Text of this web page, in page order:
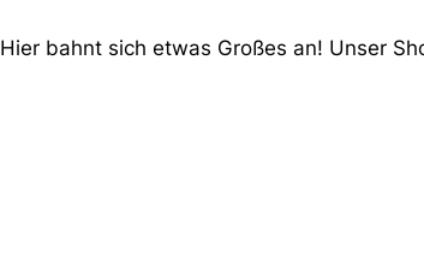
Hier bahnt sich etwas Großes an! Unser